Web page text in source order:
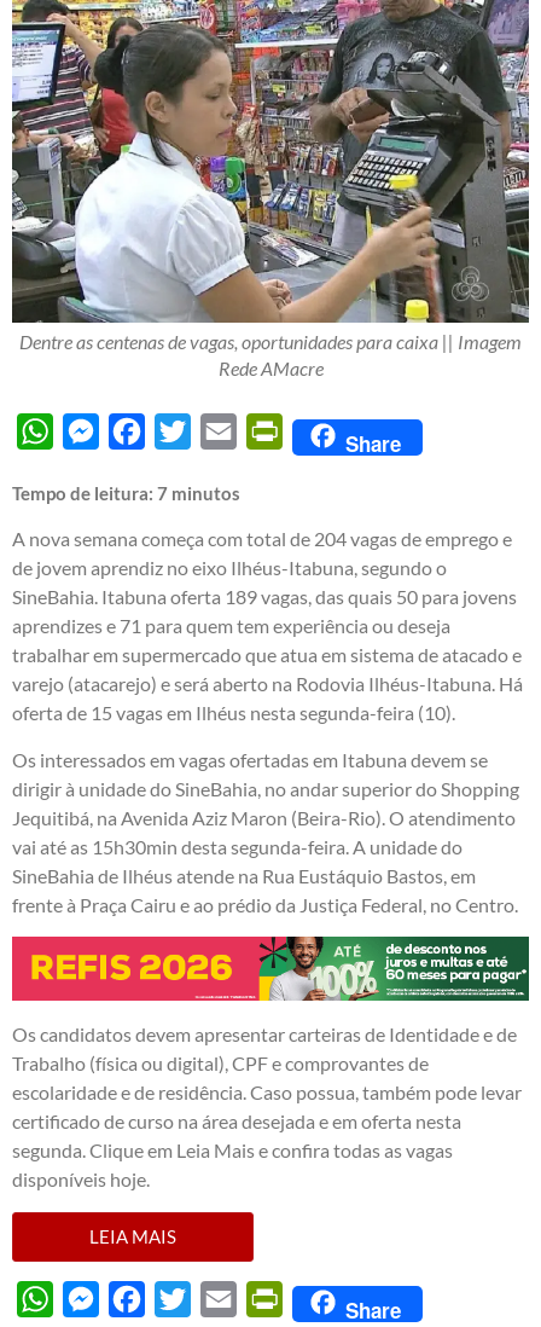
Dentre as centenas de vagas, oportunidades para caixa || Imagem
Rede AMacre
WhatsAppMessengerFacebook
Twitter Email PrintFriendly
Share
Tempo de leitura: 7 minutos
A nova semana começa com total de 204 vagas de emprego e
de jovem aprendiz no eixo Ilhéus-Itabuna, segundo o
SineBahia. Itabuna oferta 189 vagas, das quais 50 para jovens
aprendizes e 71 para quem tem experiência ou deseja
trabalhar em supermercado que atua em sistema de atacado e
varejo (atacarejo) e será aberto na Rodovia Ilhéus-Itabuna. Há
oferta de 15 vagas em Ilhéus nesta segunda-feira (10).
Os interessados em vagas ofertadas em Itabuna devem se
dirigir à unidade do SineBahia, no andar superior do Shopping
Jequitibá, na Avenida Aziz Maron (Beira-Rio). O atendimento
vai até as 15h30min desta segunda-feira. A unidade do
SineBahia de Ilhéus atende na Rua Eustáquio Bastos, em
frente à Praça Cairu e ao prédio da Justiça Federal, no Centro.
Os candidatos devem apresentar carteiras de Identidade e de
Trabalho (física ou digital), CPF e comprovantes de
escolaridade e de residência. Caso possua, também pode levar
certificado de curso na área desejada e em oferta nesta
segunda. Clique em Leia Mais e confira todas as vagas
disponíveis hoje.
LEIA MAIS
WhatsAppMessengerFacebook
Twitter Email PrintFriendly
Share